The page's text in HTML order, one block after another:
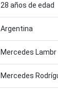
28 años de edad
Argentina
Mercedes Lambr
Mercedes